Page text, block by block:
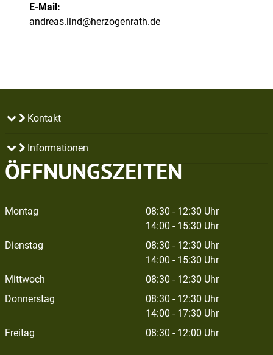
E-Mail:
andreas.lind@herzogenrath.de
Kontakt
Informationen
ÖFFNUNGSZEITEN
Montag
08:30 - 12:30 Uhr
14:00 - 15:30 Uhr
Dienstag
08:30 - 12:30 Uhr
14:00 - 15:30 Uhr
Mittwoch
08:30 - 12:30 Uhr
Donnerstag
08:30 - 12:30 Uhr
14:00 - 17:30 Uhr
Freitag
08:30 - 12:00 Uhr